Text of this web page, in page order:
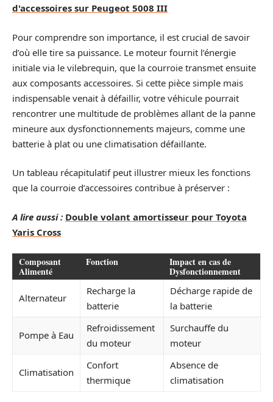
d'accessoires sur Peugeot 5008 III
Pour comprendre son importance, il est crucial de savoir
d’où elle tire sa puissance. Le moteur fournit l’énergie
initiale via le vilebrequin, que la courroie transmet ensuite
aux composants accessoires. Si cette pièce simple mais
indispensable venait à défaillir, votre véhicule pourrait
rencontrer une multitude de problèmes allant de la panne
mineure aux dysfonctionnements majeurs, comme une
batterie à plat ou une climatisation défaillante.
Un tableau récapitulatif peut illustrer mieux les fonctions
que la courroie d’accessoires contribue à préserver :
A lire aussi : Double volant amortisseur pour Toyota
Yaris Cross
Composant
Alimenté
Fonction Impact en cas de
Dysfonctionnement
Alternateur
Recharge la
batterie
Décharge rapide de
la batterie
Pompe à Eau
Refroidissement
du moteur
Surchauffe du
moteur
Climatisation
Confort
thermique
Absence de
climatisation